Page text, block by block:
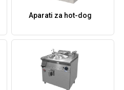
Aparati za hot-dog